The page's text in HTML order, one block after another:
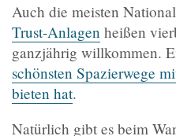
Auch die meisten
Trust-Anlagen heißen
ganzjährig willkommen.
schönsten Spazierwege
bieten hat.
Natürlich gibt es beim